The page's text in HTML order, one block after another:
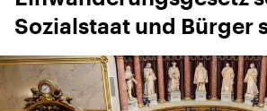
Sozialstaat und Bürger